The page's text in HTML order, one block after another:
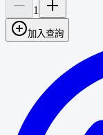
1
加入查詢